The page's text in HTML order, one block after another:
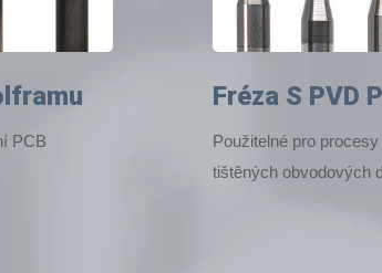
PCB
Fréza S PVD
Použitelné pro
tištěných obvodových